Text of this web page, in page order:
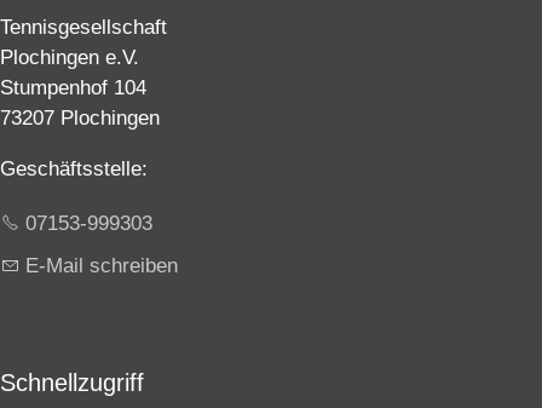
Tennisgesellschaft
Plochingen e.V.
Stumpenhof 104
73207 Plochingen
Geschäftsstelle:
07153-999303
E-Mail schreiben
Schnellzugriff